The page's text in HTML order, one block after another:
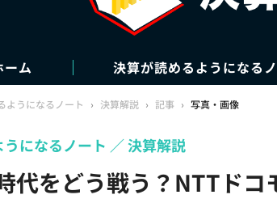
ーム 決算が読めるようになる
ようになるノート › 決算解説 › 記事 › 写真・画像
代をどう戦う？NTTドコ
になるノート 決算解説